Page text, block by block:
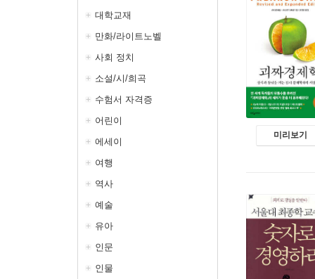
대학교재
만화/라이트노벨
사회 정치
소설/시/희곡
수험서 자격증
어린이
에세이
여행
역사
예술
유아
인문
인물
미리보기